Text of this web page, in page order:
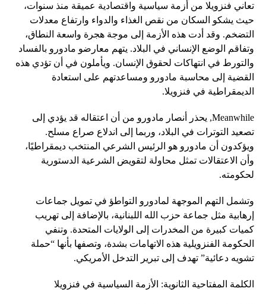
تعاني فنزويلا من أزمة سياسية واقتصادية عميقة منذ سنوات،
حيث يشكو السكان من نقص الغذاء والدواء وارتفاع معدلات
التضخم. وقد أدت هذه الأزمة إلى موجة هجرة واسعة النطاق،
وتفاقم الوضع الإنساني في البلاد. يتهم معارضو مادورو بالفساد
والتورط في انتهاكات لحقوق الإنسان. ويأملون في أن تؤدي هذه
القضية إلى محاسبة مادورو ومساعدتهم على استعادة
الديمقراطية في فنزويلا.
Meanwhile, يحذر أنصار مادورو من أن اعتقاله قد يؤدي إلى
تصعيد التوترات في البلاد، وربما إلى اندلاع صراع مسلح.
ويؤكدون أن مادورو هو الرئيس الشرعي المنتخب ديمقراطيًا،
وأن الاعتقالات تمثل محاولة لتقويض الشرعية الدستورية
لحكومته.
وتشمل التهم الموجهة لمادورو التواطؤ في تمويل جماعات
إرهابية مثل جماعة حزب الله اللبنانية، بالإضافة إلى تهريب
كميات كبيرة من المخدرات إلى الولايات المتحدة. وتنفي
الحكومة الفنزويلية هذه الاتهامات بشدة، وتصفها بأنها “حملة
تشويه دعائية” تهدف إلى تبرير التدخل الأمريكي.
الكلمة المفتاحية الثانوية: الأزمة السياسية في فنزويلا